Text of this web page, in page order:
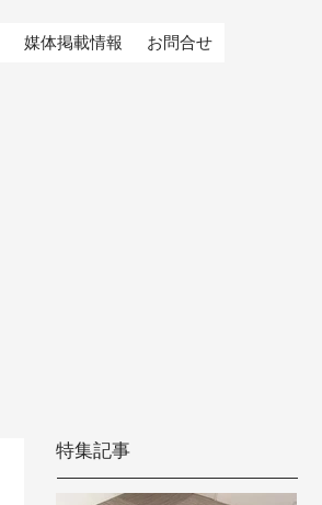
媒体掲載情報 お問合せ
特集記事